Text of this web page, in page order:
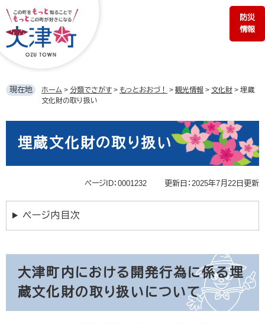
ジ
の
す。
ュ
ー
し
防災
情報
現在地 ホーム > 分類でさがす > もっとおおづ！ > 観光情報 > 文化財 > 埋蔵
文化財の取り扱い
埋蔵文化財の取り扱い
ページID：0001232 更新日：2025年7月22日更新
ページ内目次
大津町内における開発行為に係る埋
蔵文化財の取り扱いについて